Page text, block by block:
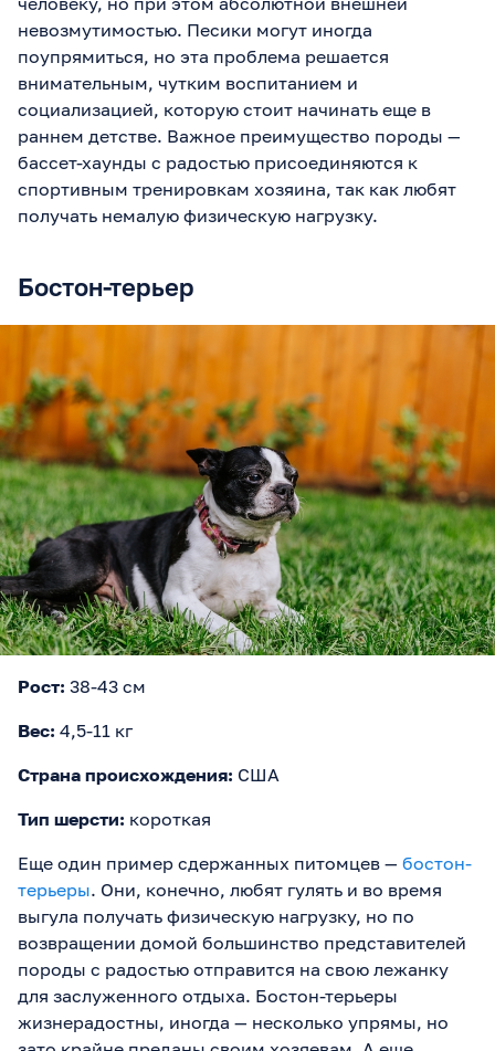
невозмутимостью. Песики могут иногда
поупрямиться, но эта проблема решается
внимательным, чутким воспитанием и
социализацией, которую стоит начинать еще в
раннем детстве. Важное преимущество породы —
бассет-хаунды с радостью присоединяются к
спортивным тренировкам хозяина, так как любят
получать немалую физическую нагрузку.
Бостон-терьер
Рост: 38-43 см
Вес: 4,5-11 кг
Страна происхождения: США
Тип шерсти: короткая
Еще один пример сдержанных питомцев — бостон-
терьеры. Они, конечно, любят гулять и во время
выгула получать физическую нагрузку, но по
возвращении домой большинство представителей
породы с радостью отправится на свою лежанку
для заслуженного отдыха. Бостон-терьеры
жизнерадостны, иногда — несколько упрямы, но